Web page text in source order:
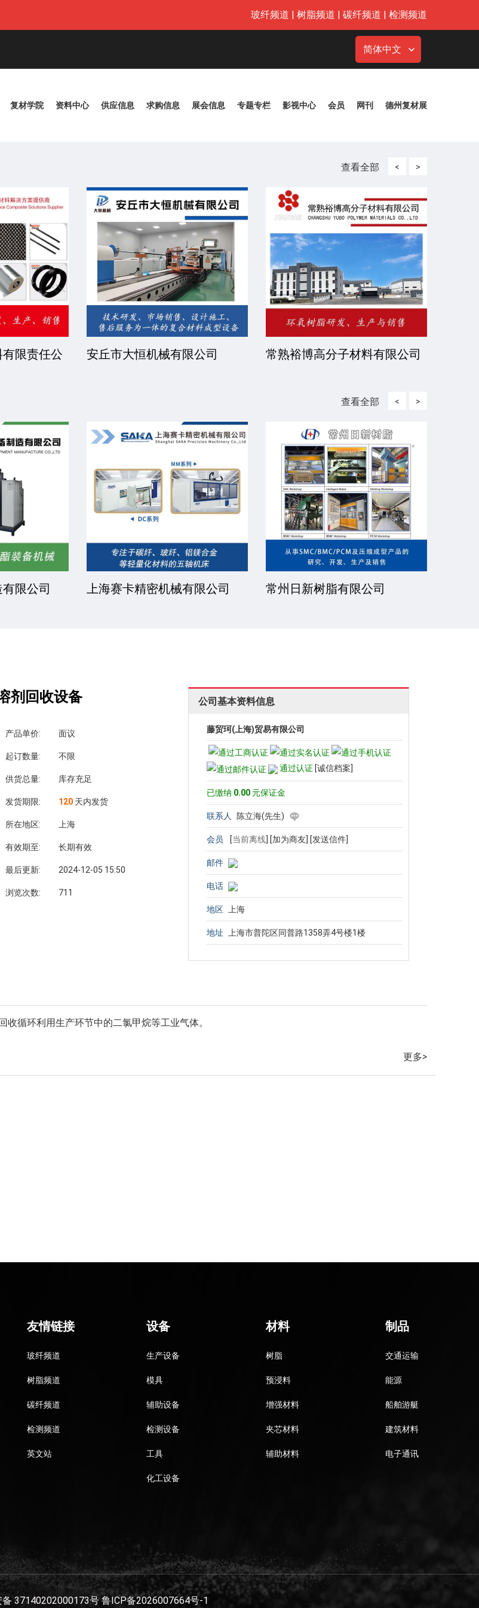
玻纤频道 | 树脂频道 | 碳纤频道 | 检测频道
简体中文
复材学院 资料中心 供应信息 求购信息 展会信息 专题专栏 影视中心 会员 网刊 德州复材展
查看全部 <
限责任公
安丘市大恒机械有限公司 常熟裕博高分子材料有限公司
>
查看全部 <
限公司 上海赛卡精密机械有限公司 常州日新树脂有限公司
>
剂回收设备
产品单价: 面议
起订数量: 不限
供货总量: 库存充足
发货期限: 120 天内发货
所在地区: 上海
有效期至: 长期有效
最后更新: 2024-12-05 15:50
浏览次数: 711
公司基本资料信息
藤贸珂(上海)贸易有限公司
通过认证 [诚信档案]
已缴纳 0.00 元保证金
联系人 陈立海(先生)
会员 [当前离线] [加为商友] [发送信件]
邮件
电话
地区 上海
地址 上海市普陀区同普路1358弄4号楼1楼
循环利用生产环节中的二氯甲烷等工业气体。
更多>
友情链接
玻纤频道
树脂频道
碳纤频道
检测频道
英文站
设备
生产设备
模具
辅助设备
检测设备
工具
化工设备
材料
树脂
预浸料
增强材料
夹芯材料
辅助材料
制品
交通运输
能源
船舶游艇
建筑材料
电子通讯
37140202000173号 鲁ICP备2026007664号-1